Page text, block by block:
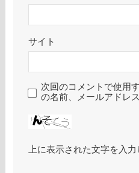
サイト
次回のコメントで使用
の名前、メールアドレ
上に表示された文字を入力